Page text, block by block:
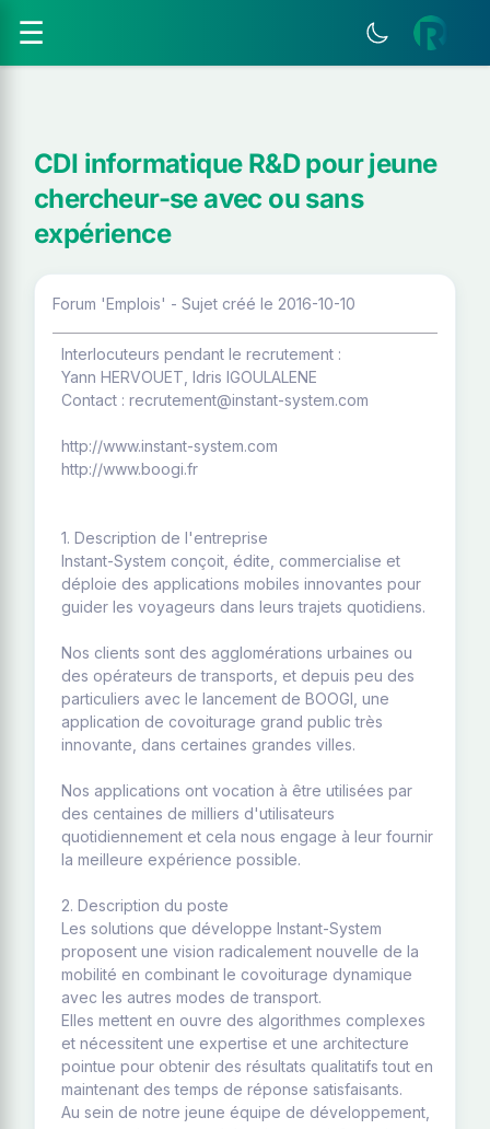
☰
CDI informatique R&D pour jeune
chercheur-se avec ou sans
expérience
Forum 'Emplois' - Sujet créé le 2016-10-10
Interlocuteurs pendant le recrutement :
Yann HERVOUET, Idris IGOULALENE
Contact : recrutement@instant-system.com
http://www.instant-system.com
http://www.boogi.fr
1. Description de l'entreprise
Instant-System conçoit, édite, commercialise et
déploie des applications mobiles innovantes pour
guider les voyageurs dans leurs trajets quotidiens.
Nos clients sont des agglomérations urbaines ou
des opérateurs de transports, et depuis peu des
particuliers avec le lancement de BOOGI, une
application de covoiturage grand public très
innovante, dans certaines grandes villes.
Nos applications ont vocation à être utilisées par
des centaines de milliers d'utilisateurs
quotidiennement et cela nous engage à leur fournir
la meilleure expérience possible.
2. Description du poste
Les solutions que développe Instant-System
proposent une vision radicalement nouvelle de la
mobilité en combinant le covoiturage dynamique
avec les autres modes de transport.
Elles mettent en ouvre des algorithmes complexes
et nécessitent une expertise et une architecture
pointue pour obtenir des résultats qualitatifs tout en
maintenant des temps de réponse satisfaisants.
Au sein de notre jeune équipe de développement,